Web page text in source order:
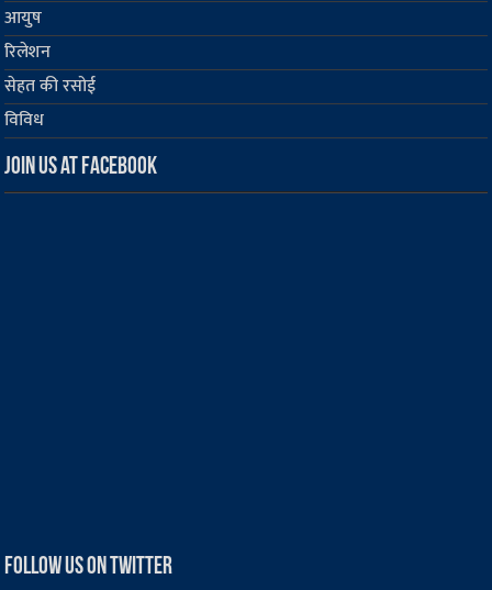
आयुष
रिलेशन
सेहत की रसोई
विविध
Join us at Facebook
Follow us on Twitter